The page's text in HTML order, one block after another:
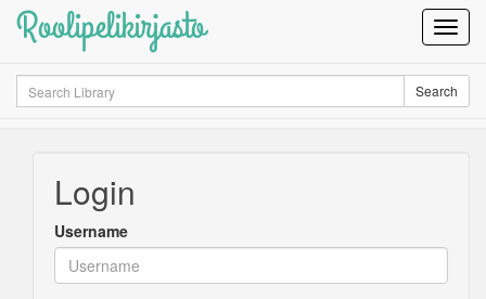
Roolipelikirjasto
Search Search
Login
Username